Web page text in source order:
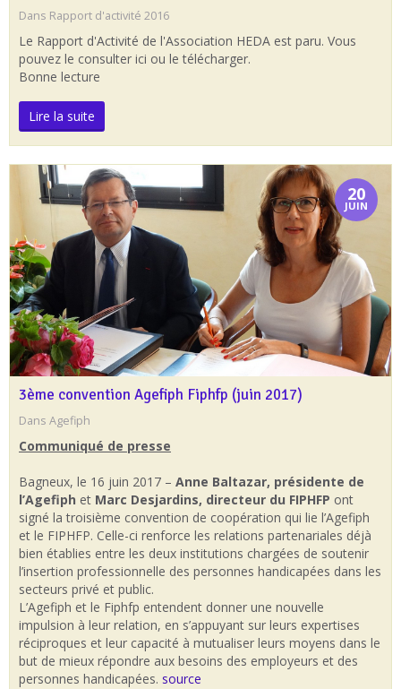
Dans Rapport d'activité 2016
Le Rapport d'Activité de l'Association HEDA est paru. Vous
pouvez le consulter ici ou le télécharger.
Bonne lecture
Lire la suite
20
JUIN
3ème convention Agefiph Fiphfp (juin 2017)
Dans Agefiph
Communiqué de presse
Bagneux, le 16 juin 2017 – Anne Baltazar, présidente de
l’Agefiph et Marc Desjardins, directeur du FIPHFP ont
signé la troisième convention de coopération qui lie l’Agefiph
et le FIPHFP. Celle-ci renforce les relations partenariales déjà
bien établies entre les deux institutions chargées de soutenir
l’insertion professionnelle des personnes handicapées dans les
secteurs privé et public.
L’Agefiph et le Fiphfp entendent donner une nouvelle
impulsion à leur relation, en s’appuyant sur leurs expertises
réciproques et leur capacité à mutualiser leurs moyens dans le
but de mieux répondre aux besoins des employeurs et des
personnes handicapées. source